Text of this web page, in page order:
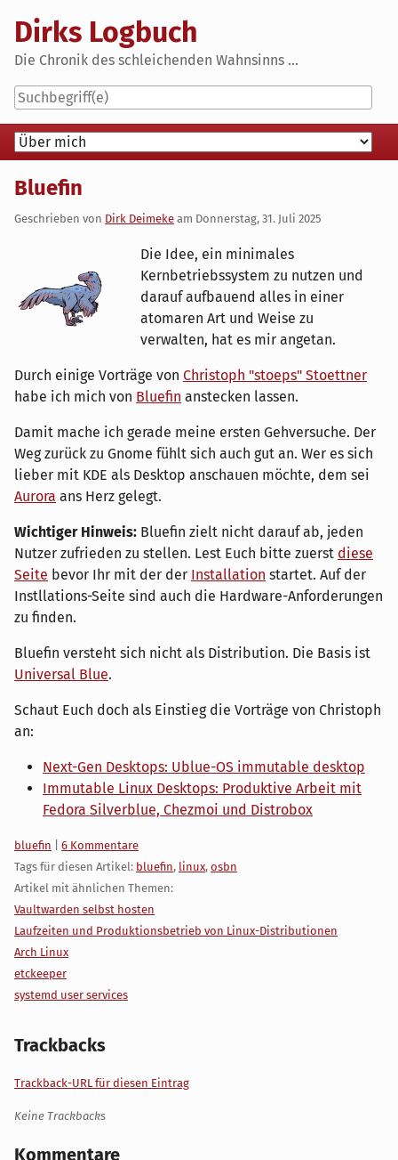
content
Dirks Logbuch
Die Chronik des schleichenden Wahnsinns ...
Navigation
Bluefin
Geschrieben von Dirk Deimeke am Donnerstag, 31. Juli 2025
Die Idee, ein minimales
Kernbetriebssystem zu nutzen und
darauf aufbauend alles in einer
atomaren Art und Weise zu
verwalten, hat es mir angetan.
Durch einige Vorträge von Christoph "stoeps" Stoettner
habe ich mich von Bluefin anstecken lassen.
Damit mache ich gerade meine ersten Gehversuche. Der
Weg zurück zu Gnome fühlt sich auch gut an. Wer es sich
lieber mit KDE als Desktop anschauen möchte, dem sei
Aurora ans Herz gelegt.
Wichtiger Hinweis: Bluefin zielt nicht darauf ab, jeden
Nutzer zufrieden zu stellen. Lest Euch bitte zuerst diese
Seite bevor Ihr mit der der Installation startet. Auf der
Instllations-Seite sind auch die Hardware-Anforderungen
zu finden.
Bluefin versteht sich nicht als Distribution. Die Basis ist
Universal Blue.
Schaut Euch doch als Einstieg die Vorträge von Christoph
an:
Next-Gen Desktops: Ublue-OS immutable desktop
Immutable Linux Desktops: Produktive Arbeit mit
Fedora Silverblue, Chezmoi und Distrobox
Kategorien:
bluefin
6 Kommentare
Tags für diesen Artikel: bluefin, linux, osbn
Artikel mit ähnlichen Themen:
Vaultwarden selbst hosten
Laufzeiten und Produktionsbetrieb von Linux-Distributionen
Arch Linux
etckeeper
systemd user services
Trackbacks
Trackback-URL für diesen Eintrag
Keine Trackbacks
Kommentare